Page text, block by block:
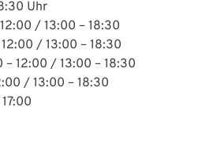
Uhr
/ 13:00 – 18:30
/ 13:00 – 18:30
– 12:00 / 13:00 – 18:30
/ 13:00 – 18:30